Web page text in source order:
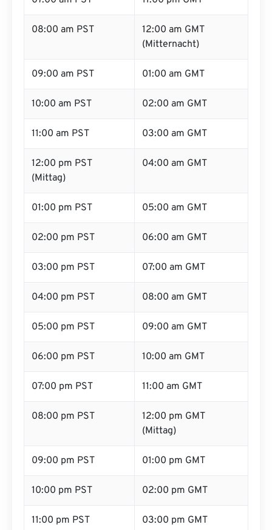
08:00 am PST
12:00 am GMT
(Mitternacht)
09:00 am PST 01:00 am GMT
10:00 am PST 02:00 am GMT
11:00 am PST 03:00 am GMT
12:00 pm PST
(Mittag)
04:00 am GMT
01:00 pm PST 05:00 am GMT
02:00 pm PST 06:00 am GMT
03:00 pm PST 07:00 am GMT
04:00 pm PST 08:00 am GMT
05:00 pm PST 09:00 am GMT
06:00 pm PST 10:00 am GMT
07:00 pm PST 11:00 am GMT
08:00 pm PST
12:00 pm GMT
(Mittag)
09:00 pm PST 01:00 pm GMT
10:00 pm PST 02:00 pm GMT
11:00 pm PST 03:00 pm GMT